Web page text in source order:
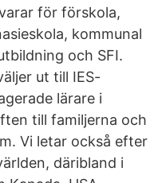
för förskola,
kommunal
och SFI.
ut till IES-
lärare i
till familjerna och
Vi letar också efter
däribland i